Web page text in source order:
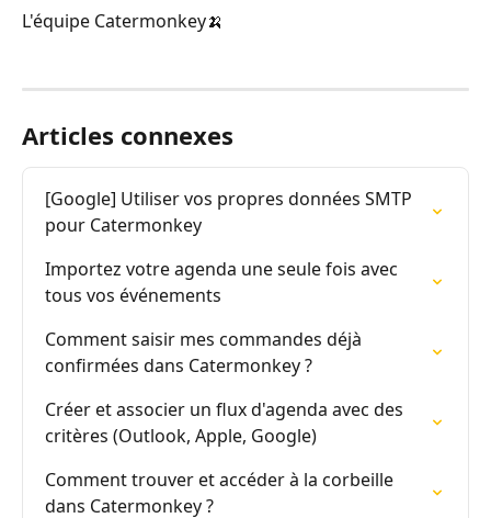
L'équipe Catermonkey🍌
Articles connexes
[Google] Utiliser vos propres données SMTP
pour Catermonkey
Importez votre agenda une seule fois avec
tous vos événements
Comment saisir mes commandes déjà
confirmées dans Catermonkey ?
Créer et associer un flux d'agenda avec des
critères (Outlook, Apple, Google)
Comment trouver et accéder à la corbeille
dans Catermonkey ?